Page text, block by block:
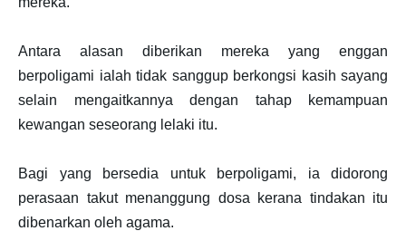
Antara alasan diberikan mereka yang enggan
berpoligami ialah tidak sanggup berkongsi kasih sayang
selain mengaitkannya dengan tahap kemampuan
kewangan seseorang lelaki itu.
Bagi yang bersedia untuk berpoligami, ia didorong
perasaan takut menanggung dosa kerana tindakan itu
dibenarkan oleh agama.